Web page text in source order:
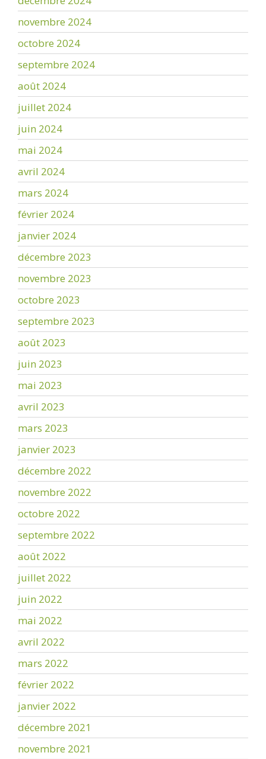
novembre 2024
octobre 2024
septembre 2024
août 2024
juillet 2024
juin 2024
mai 2024
avril 2024
mars 2024
février 2024
janvier 2024
décembre 2023
novembre 2023
octobre 2023
septembre 2023
août 2023
juin 2023
mai 2023
avril 2023
mars 2023
janvier 2023
décembre 2022
novembre 2022
octobre 2022
septembre 2022
août 2022
juillet 2022
juin 2022
mai 2022
avril 2022
mars 2022
février 2022
janvier 2022
décembre 2021
novembre 2021